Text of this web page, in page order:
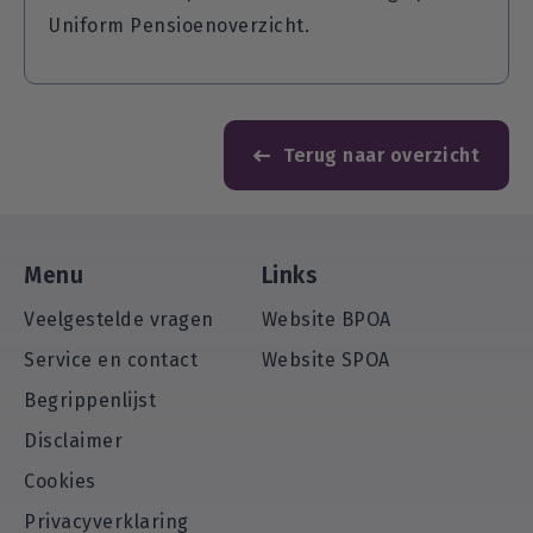
Uniform Pensioenoverzicht.
Terug naar overzicht
Menu
Veelgestelde vragen
Service en contact
Begrippenlijst
Disclaimer
Cookies
Privacyverklaring
Links
Website BPOA
Website SPOA